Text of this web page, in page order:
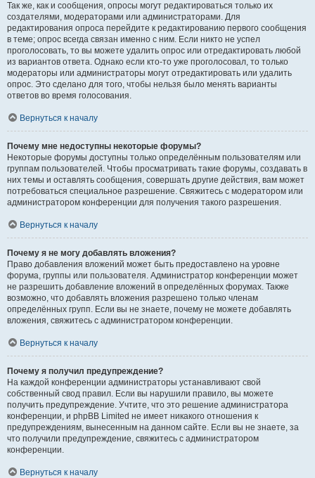
Так же, как и сообщения, опросы могут редактироваться только их
создателями, модераторами или администраторами. Для
редактирования опроса перейдите к редактированию первого сообщения
в теме; опрос всегда связан именно с ним. Если никто не успел
проголосовать, то вы можете удалить опрос или отредактировать любой
из вариантов ответа. Однако если кто-то уже проголосовал, то только
модераторы или администраторы могут отредактировать или удалить
опрос. Это сделано для того, чтобы нельзя было менять варианты
ответов во время голосования.
Вернуться к началу
Почему мне недоступны некоторые форумы?
Некоторые форумы доступны только определённым пользователям или
группам пользователей. Чтобы просматривать такие форумы, создавать в
них темы и оставлять сообщения, совершать другие действия, вам может
потребоваться специальное разрешение. Свяжитесь с модератором или
администратором конференции для получения такого разрешения.
Вернуться к началу
Почему я не могу добавлять вложения?
Право добавления вложений может быть предоставлено на уровне
форума, группы или пользователя. Администратор конференции может
не разрешить добавление вложений в определённых форумах. Также
возможно, что добавлять вложения разрешено только членам
определённых групп. Если вы не знаете, почему не можете добавлять
вложения, свяжитесь с администратором конференции.
Вернуться к началу
Почему я получил предупреждение?
На каждой конференции администраторы устанавливают свой
собственный свод правил. Если вы нарушили правило, вы можете
получить предупреждение. Учтите, что это решение администратора
конференции, и phpBB Limited не имеет никакого отношения к
предупреждениям, вынесенным на данном сайте. Если вы не знаете, за
что получили предупреждение, свяжитесь с администратором
конференции.
Вернуться к началу